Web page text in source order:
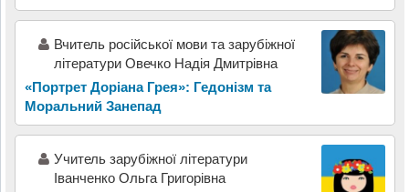
Вчитель російської мови та зарубіжної
літератури Овечко Надія Дмитрівна
«Портрет Доріана Грея»: Гедонізм та
Моральний Занепад
Учитель зарубіжної літератури
Іванченко Ольга Григорівна